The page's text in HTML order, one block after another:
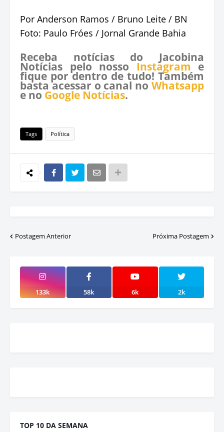
Por Anderson Ramos / Bruno Leite / BN
Foto: Paulo Fróes / Jornal Grande Bahia
Receba notícias do Jacobina
Notícias pelo nosso Instagram e
fique por dentro de tudo! Também
basta acessar o canal no Whatsapp
e no Google Notícias.
Tags Política
Postagem Anterior Próxima Postagem
133k 58k 6k 2k
TOP 10 DA SEMANA